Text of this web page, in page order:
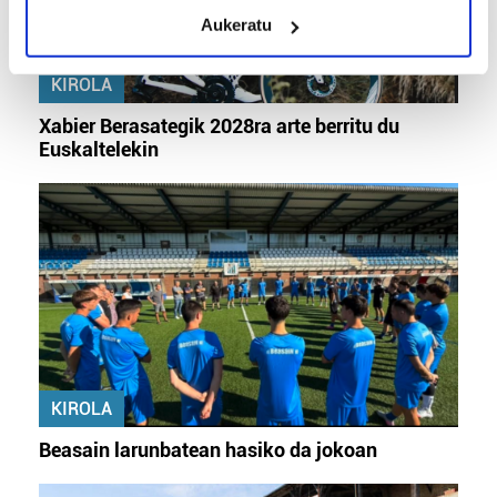
Identify your device by actively scanning it for
specific characteristics (fingerprinting)
Find out more about how your personal data is processed
prozesatzen ditugu, zure IP zenbakia, besteak beste,
teknologia erabiliz, cookieak adibidez, iragarki eta eduki
pertsonalizatuak eskaintzeko, iragarkiak eta edukia
neurtzeko, jendeari buruzko informazioa biltzeko eta
produktuak garatzeko. Zure datuak nork eta zertarako
erabiltzen dituen hauta dezakezu.
Bazkide batzuek ez dizute baimenik eskatzen, eta beren
interes komertzial legitimoetan babesten dira. Ikusi gure
bazkideen zerrenda, beren ustez zein helburutarako
duten interes legitimoa eta horren aurka nola egin
dezakezun ikusteko.
Aukeratu
KIROLA
Xabier Berasategik 2028ra arte berritu du
Euskaltelekin
KIROLA
Beasain larunbatean hasiko da jokoan